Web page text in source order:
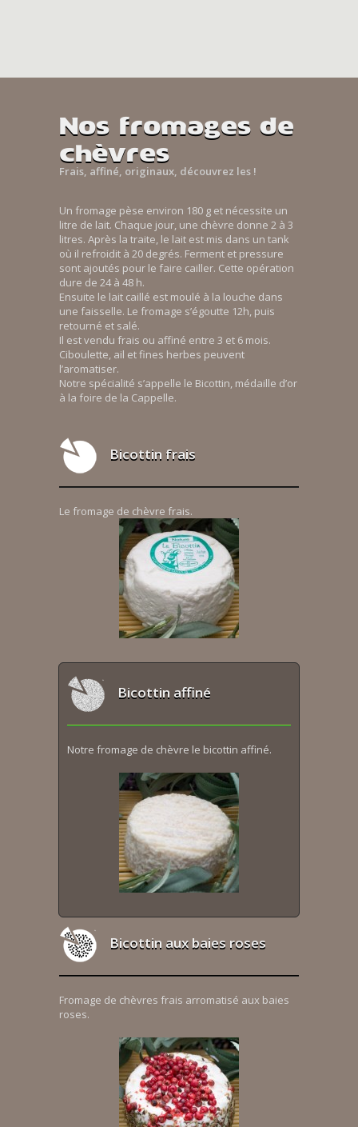
Nos fromages de
chèvres
Frais, affiné, originaux, découvrez les !
Un fromage pèse environ 180 g et nécessite un
litre de lait. Chaque jour, une chèvre donne 2 à 3
litres. Après la traite, le lait est mis dans un tank
où il refroidit à 20 degrés. Ferment et pressure
sont ajoutés pour le faire cailler. Cette opération
dure de 24 à 48 h.
Ensuite le lait caillé est moulé à la louche dans
une faisselle. Le fromage s’égoutte 12h, puis
retourné et salé.
Il est vendu frais ou affiné entre 3 et 6 mois.
Ciboulette, ail et fines herbes peuvent
l’aromatiser.
Notre spécialité s’appelle le Bicottin, médaille d’or
à la foire de la Cappelle.
Bicottin frais
Le fromage de chèvre frais.
Bicottin affiné
Notre fromage de chèvre le bicottin affiné.
Bicottin aux baies roses
Fromage de chèvres frais arromatisé aux baies
roses.